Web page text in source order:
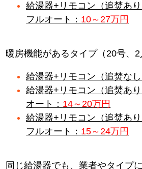
給湯器+リモコン（追焚あり
フルオート： 10～27万円
暖房機能があるタイプ（20号、2
給湯器+リモコン（追焚なし
給湯器+リモコン（追焚あり
オート： 14～20万円
給湯器+リモコン（追焚あり
フルオート： 15～24万円
同じ給湯器でも、業者やタイプ